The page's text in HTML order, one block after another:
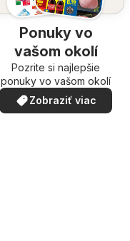
Ponuky vo
vašom okolí
Pozrite si najlepšie
ponuky vo vašom okolí
Zobraziť viac